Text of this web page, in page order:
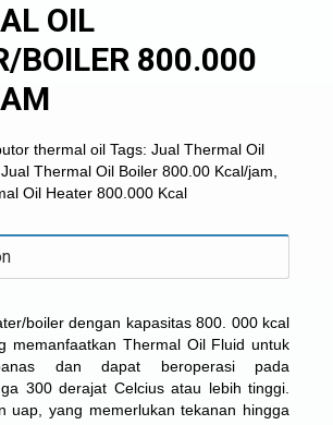
OIL
BOILER 800.000
thermal oil Tags: Jual Thermal Oil
Jual Thermal Oil Boiler 800.00 Kcal/jam
Oil Heater 800.000 Kcal
boiler dengan kapasitas 800. 000 kcal
memanfaatkan Thermal Oil Fluid untuk
dan dapat beroperasi pada
300 derajat Celcius atau lebih tinggi.
uap, yang memerlukan tekanan hingga